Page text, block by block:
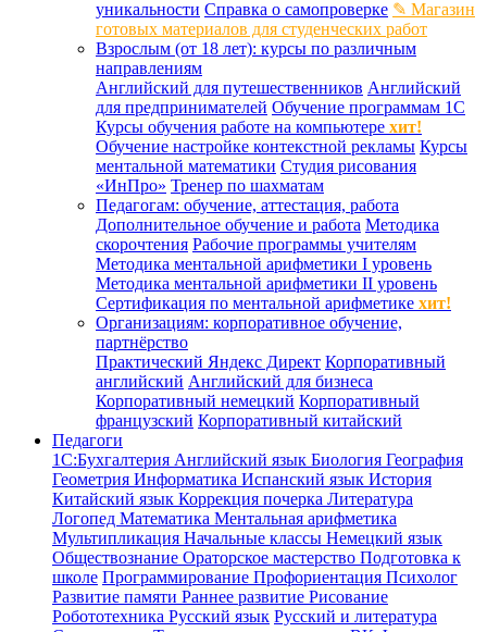
уникальности Справка о самопроверке ✎ Магазин
готовых материалов для студенческих работ
Взрослым (от 18 лет): курсы по различным
направлениям
Английский для путешественников Английский
для предпринимателей Обучение программам 1С
Курсы обучения работе на компьютере хит!
Обучение настройке контекстной рекламы Курсы
ментальной математики Студия рисования
«ИнПро» Тренер по шахматам
Педагогам: обучение, аттестация, работа
Дополнительное обучение и работа Методика
скорочтения Рабочие программы учителям
Методика ментальной арифметики I уровень
Методика ментальной арифметики II уровень
Сертификация по ментальной арифметике хит!
Организациям: корпоративное обучение,
партнёрство
Практический Яндекс Директ Корпоративный
английский Английский для бизнеса
Корпоративный немецкий Корпоративный
французский Корпоративный китайский
Педагоги
1С:Бухгалтерия Английский язык Биология География
Геометрия Информатика Испанский язык История
Китайский язык Коррекция почерка Литература
Логопед Математика Ментальная арифметика
Мультипликация Начальные классы Немецкий язык
Обществознание Ораторское мастерство Подготовка к
школе Программирование Профориентация Психолог
Развитие памяти Раннее развитие Рисование
Робототехника Русский язык Русский и литература